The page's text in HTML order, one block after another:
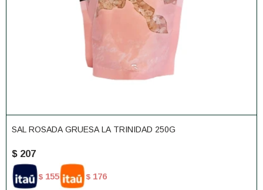
SAL ROSADA GRUESA LA TRINIDAD 250G
$ 207
$ 155 $ 176